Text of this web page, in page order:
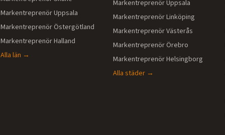
MarkentreprenörUppsala
MarkentreprenörÖstergötland
MarkentreprenörHalland
Alla län →
MarkentreprenörUppsala
MarkentreprenörLinköping
MarkentreprenörVästerås
MarkentreprenörÖrebro
MarkentreprenörHelsingborg
Alla städer →